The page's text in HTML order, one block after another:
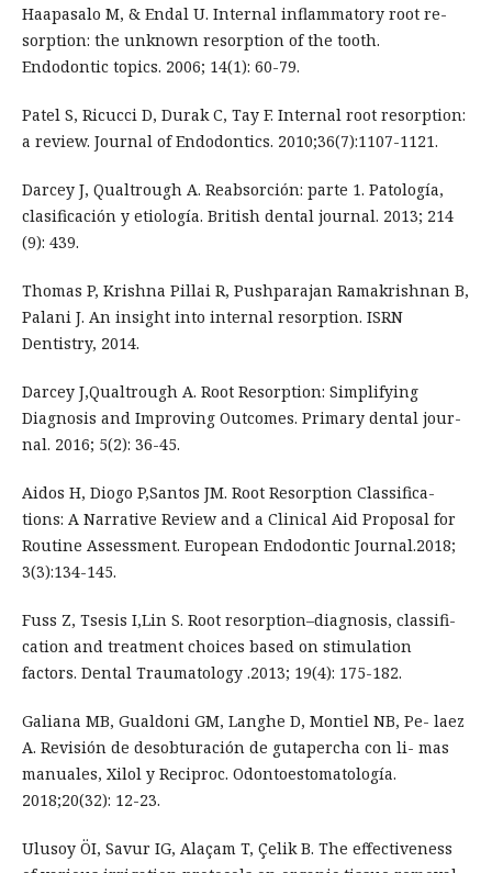
Haapasalo M, & Endal U. Internal inflammatory root re-
sorption: the unknown resorption of the tooth.
Endodontic topics. 2006; 14(1): 60-79.
Patel S, Ricucci D, Durak C, Tay F. Internal root resorption:
a review. Journal of Endodontics. 2010;36(7):1107-1121.
Darcey J, Qualtrough A. Reabsorción: parte 1. Patología,
clasificación y etiología. British dental journal. 2013; 214
(9): 439.
Thomas P, Krishna Pillai R, Pushparajan Ramakrishnan B,
Palani J. An insight into internal resorption. ISRN
Dentistry, 2014.
Darcey J,Qualtrough A. Root Resorption: Simplifying
Diagnosis and Improving Outcomes. Primary dental jour-
nal. 2016; 5(2): 36-45.
Aidos H, Diogo P,Santos JM. Root Resorption Classifica-
tions: A Narrative Review and a Clinical Aid Proposal for
Routine Assessment. European Endodontic Journal.2018;
3(3):134-145.
Fuss Z, Tsesis I,Lin S. Root resorption–diagnosis, classifi-
cation and treatment choices based on stimulation
factors. Dental Traumatology .2013; 19(4): 175-182.
Galiana MB, Gualdoni GM, Langhe D, Montiel NB, Pe- laez
A. Revisión de desobturación de gutapercha con li- mas
manuales, Xilol y Reciproc. Odontoestomatología.
2018;20(32): 12-23.
Ulusoy ÖI, Savur IG, Alaçam T, Çelik B. The effectiveness